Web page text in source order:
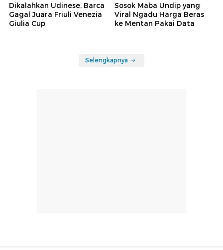
Dikalahkan Udinese, Barca
Gagal Juara Friuli Venezia
Giulia Cup
Sosok Maba Undip yang
Viral Ngadu Harga Beras
ke Mentan Pakai Data
Selengkapnya